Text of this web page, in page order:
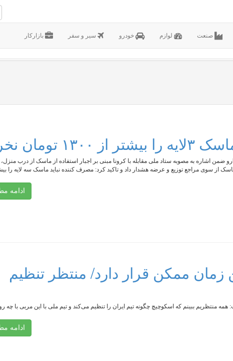
صنعت لوازم خودرو سیر و سفر بازارکار
نخرید
ضمن اشاره به مصوبه ستاد ملی مقابله با کرونا مبنی بر اجبار استفاده از ماسک از درب
ادامه
زمان ممکن قرار دارد/ منتظر تنظیم
منتظریم ببینم که اسکوچیچ چگونه تیم ایران را تنظیم می‌کند و تیم ملی با این مربی با چه
ادامه